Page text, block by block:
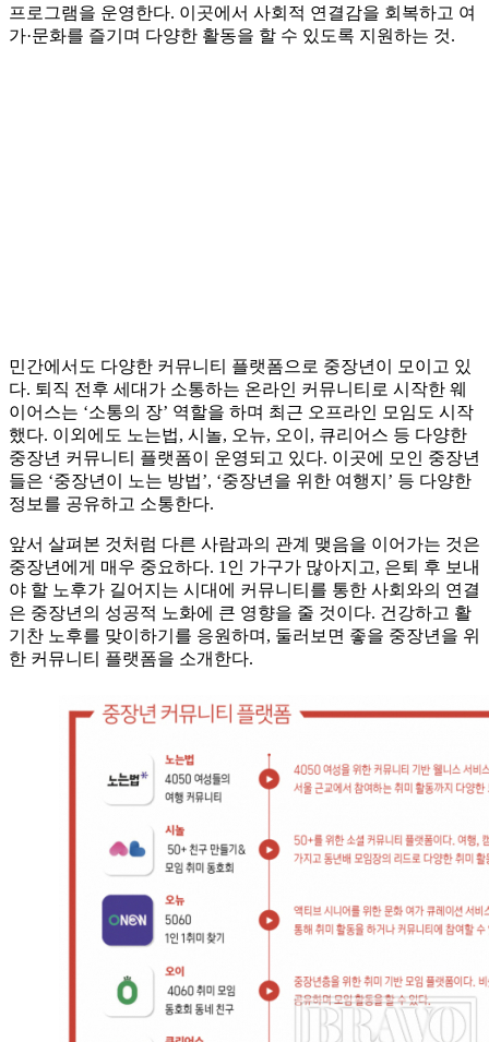
프로그램을 운영한다. 이곳에서 사회적 연결감을 회복하고 여
가·문화를 즐기며 다양한 활동을 할 수 있도록 지원하는 것.
민간에서도 다양한 커뮤니티 플랫폼으로 중장년이 모이고 있
다. 퇴직 전후 세대가 소통하는 온라인 커뮤니티로 시작한 웨
이어스는 ‘소통의 장’ 역할을 하며 최근 오프라인 모임도 시작
했다. 이외에도 노는법, 시놀, 오뉴, 오이, 큐리어스 등 다양한
중장년 커뮤니티 플랫폼이 운영되고 있다. 이곳에 모인 중장년
들은 ‘중장년이 노는 방법’, ‘중장년을 위한 여행지’ 등 다양한
정보를 공유하고 소통한다.
앞서 살펴본 것처럼 다른 사람과의 관계 맺음을 이어가는 것은
중장년에게 매우 중요하다. 1인 가구가 많아지고, 은퇴 후 보내
야 할 노후가 길어지는 시대에 커뮤니티를 통한 사회와의 연결
은 중장년의 성공적 노화에 큰 영향을 줄 것이다. 건강하고 활
기찬 노후를 맞이하기를 응원하며, 둘러보면 좋을 중장년을 위
한 커뮤니티 플랫폼을 소개한다.